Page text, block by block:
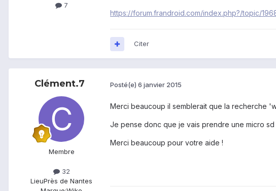
7
https://forum.frandroid.com/index.php?/topic/
Citer
Clément.7
Membre
32
LieuPrès de Nantes
Posté(e) 6 janvier 2015
Merci beaucoup il semblerait que la recherche
Je pense donc que je vais prendre une micro sd
Merci beaucoup pour votre aide !